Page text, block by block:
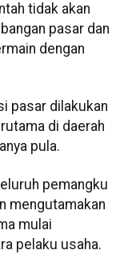
tidak akan
pasar dan
dengan
pasar dilakukan
di daerah
pula.
pemangku
mengutamakan
mulai
pelaku usaha.